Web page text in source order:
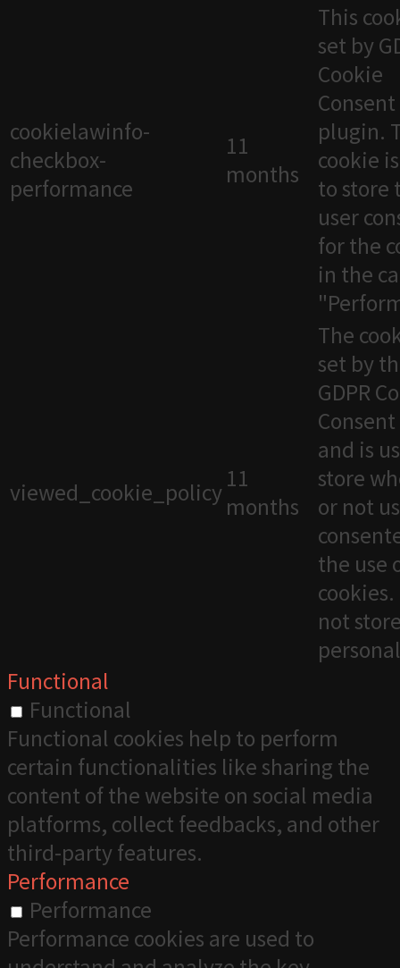
cookielawinfo-
checkbox-
performance
11
months
This
set by
Cookie
Consent
plugin.
cookie
to store
user
for the
in the
viewed_cookie_policy 11
months
The
set by
GDPR
and is
store
or not
the use
not
Functional
Functional
Functional cookies help to perform
certain functionalities like sharing the
content of the website on social media
platforms, collect feedbacks, and other
third-party features.
Performance
Performance
Performance cookies are used to